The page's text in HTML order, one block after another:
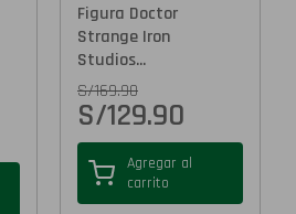
Figura Doctor
Strange Iron
Studios...
S/169.90
S/129.90
Agregar al
carrito